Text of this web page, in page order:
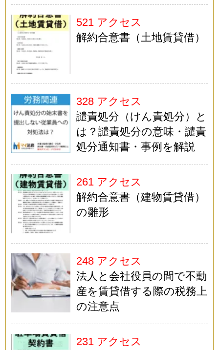
521 アクセス
解約合意書（土地賃貸借）
328 アクセス
譴責処分（けん責処分）と
は？譴責処分の意味・譴責
処分通知書・事例を解説
261 アクセス
解約合意書（建物賃貸借）
の雛形
248 アクセス
法人と会社役員の間で不動
産を賃貸借する際の税務上
の注意点
231 アクセス